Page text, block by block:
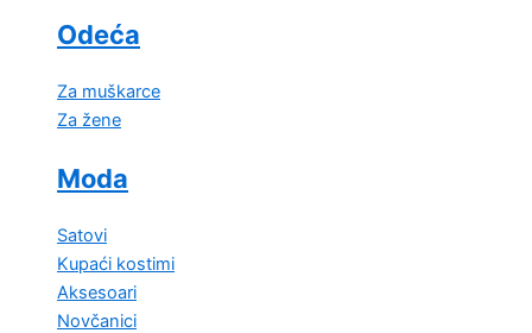
Odeća
Za muškarce
Za žene
Moda
Satovi
Kupaći kostimi
Aksesoari
Novčanici